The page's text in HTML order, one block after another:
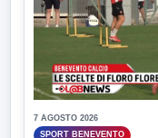
7 AGOSTO 2026
SPORT BENEVENTO